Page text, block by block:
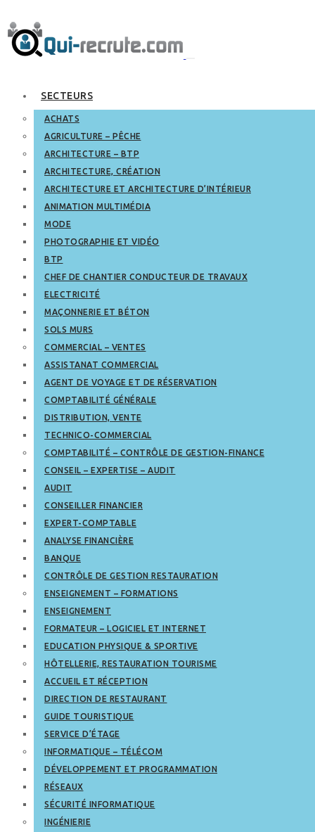
SECTEURS
ACHATS
AGRICULTURE – PÊCHE
ARCHITECTURE – BTP
ARCHITECTURE, CRÉATION
ARCHITECTURE ET ARCHITECTURE D’INTÉRIEUR
ANIMATION MULTIMÉDIA
MODE
PHOTOGRAPHIE ET VIDÉO
BTP
CHEF DE CHANTIER CONDUCTEUR DE TRAVAUX
ELECTRICITÉ
MAÇONNERIE ET BÉTON
SOLS MURS
COMMERCIAL – VENTES
ASSISTANAT COMMERCIAL
AGENT DE VOYAGE ET DE RÉSERVATION
COMPTABILITÉ GÉNÉRALE
DISTRIBUTION, VENTE
TECHNICO-COMMERCIAL
COMPTABILITÉ – CONTRÔLE DE GESTION-FINANCE
CONSEIL – EXPERTISE – AUDIT
AUDIT
CONSEILLER FINANCIER
EXPERT-COMPTABLE
ANALYSE FINANCIÈRE
BANQUE
CONTRÔLE DE GESTION RESTAURATION
ENSEIGNEMENT – FORMATIONS
ENSEIGNEMENT
FORMATEUR – LOGICIEL ET INTERNET
EDUCATION PHYSIQUE & SPORTIVE
HÔTELLERIE, RESTAURATION TOURISME
ACCUEIL ET RÉCEPTION
DIRECTION DE RESTAURANT
GUIDE TOURISTIQUE
SERVICE D’ÉTAGE
INFORMATIQUE – TÉLÉCOM
DÉVELOPPEMENT ET PROGRAMMATION
RÉSEAUX
SÉCURITÉ INFORMATIQUE
INGÉNIERIE